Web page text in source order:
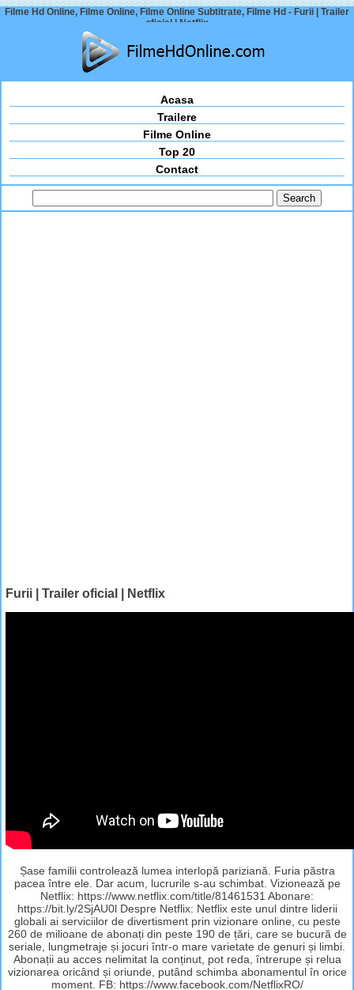
Filme Hd Online, Filme Online, Filme Online Subtitrate, Filme Hd - Furii | Trailer
oficial | Netflix
Acasa
Trailere
Filme Online
Top 20
Contact
Furii | Trailer oficial | Netflix
Șase familii controlează lumea interlopă pariziană. Furia păstra
pacea între ele. Dar acum, lucrurile s-au schimbat. Vizionează pe
Netflix: https://www.netflix.com/title/81461531 Abonare:
https://bit.ly/2SjAU0l Despre Netflix: Netflix este unul dintre liderii
globali ai serviciilor de divertisment prin vizionare online, cu peste
260 de milioane de abonați din peste 190 de țări, care se bucură de
seriale, lungmetraje și jocuri într-o mare varietate de genuri și limbi.
Abonații au acces nelimitat la conținut, pot reda, întrerupe și relua
vizionarea oricând și oriunde, putând schimba abonamentul în orice
moment. FB: https://www.facebook.com/NetflixRO/